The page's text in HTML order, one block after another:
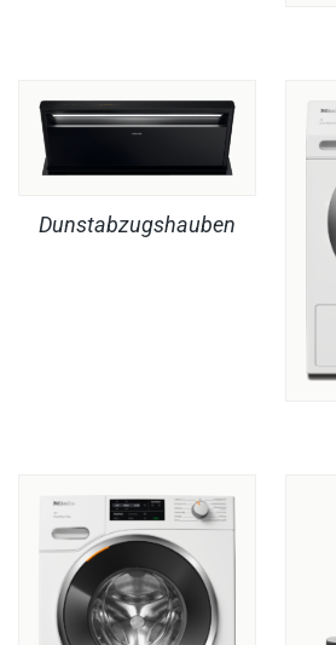
Dunstabzugshauben